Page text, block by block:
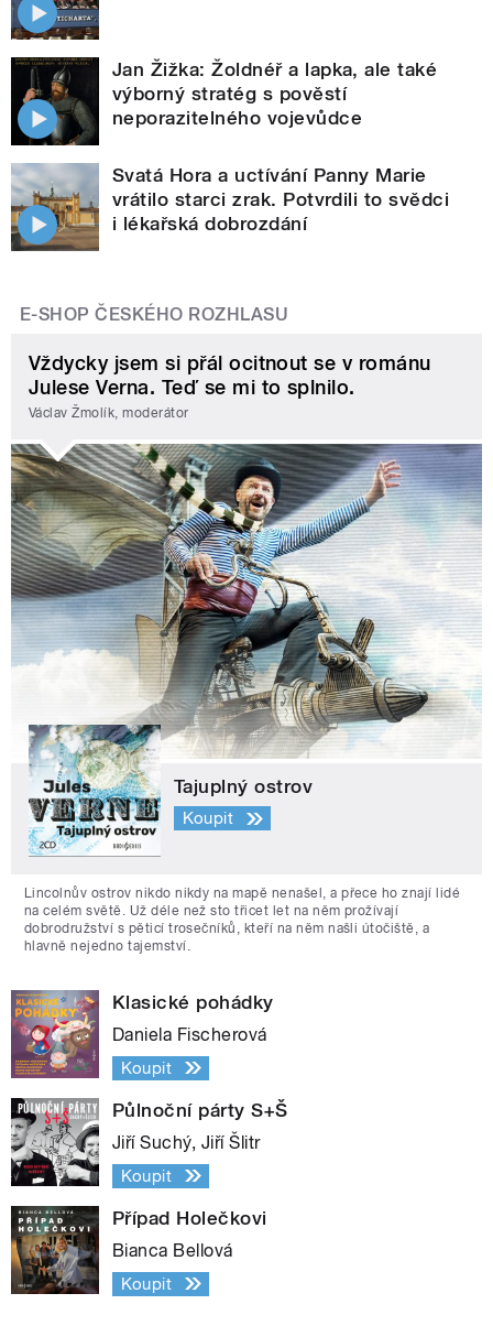
Jan Žižka: Žoldnéř a lapka, ale také
výborný stratég s pověstí
neporazitelného vojevůdce
Svatá Hora a uctívání Panny Marie
vrátilo starci zrak. Potvrdili to svědci
i lékařská dobrozdání
E-SHOP ČESKÉHO ROZHLASU
Vždycky jsem si přál ocitnout se v románu
Julese Verna. Teď se mi to splnilo.
Václav Žmolík, moderátor
Tajuplný ostrov
Koupit
Lincolnův ostrov nikdo nikdy na mapě nenašel, a přece ho znají lidé
na celém světě. Už déle než sto třicet let na něm prožívají
dobrodružství s pěticí trosečníků, kteří na něm našli útočiště, a
hlavně nejedno tajemství.
Klasické pohádky
Daniela Fischerová
Koupit
Půlnoční párty S+Š
Jiří Suchý, Jiří Šlitr
Koupit
Případ Holečkovi
Bianca Bellová
Koupit